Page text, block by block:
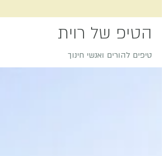
הטיפ של רוית
טיפים להורים ואנשי חינוך